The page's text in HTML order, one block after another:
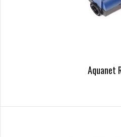
Aquanet